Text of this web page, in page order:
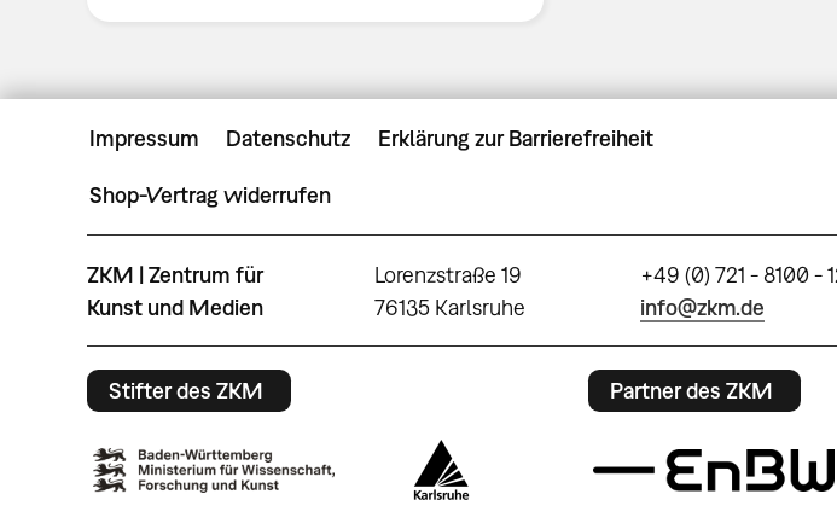
Impressum Datenschutz Erklärung zur Barrierefreiheit
Shop-Vertrag widerrufen
ZKM | Zentrum für
Kunst und Medien
Lorenzstraße 19
76135 Karlsruhe
+49 (0) 721 - 8100 -
info@zkm.de
Stifter des ZKM Partner des ZKM